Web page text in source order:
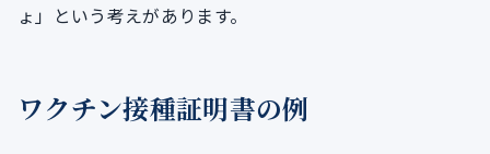
ょ」という考えがあります。
ワクチン接種証明書の例